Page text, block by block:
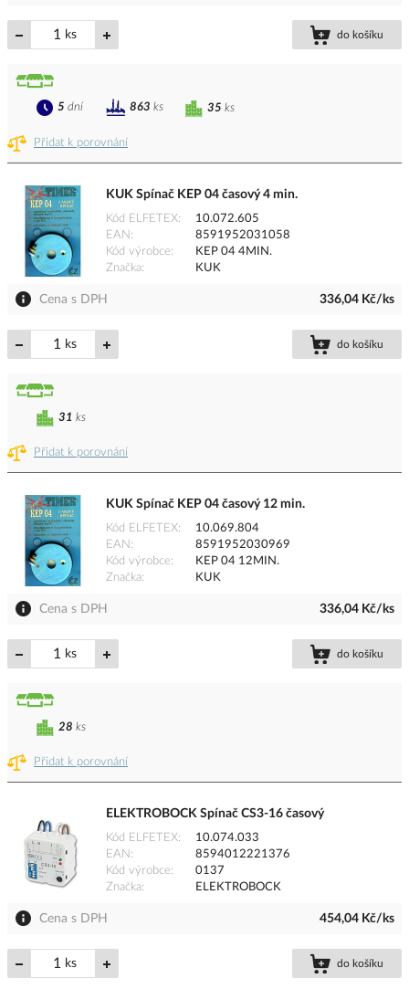
ks do košíku
Přidat k porovnání
35 ks
5 dní 863 ks
KUK Spínač KEP 04 časový 4 min.
Kód ELFETEX
10.072.605
EAN
8591952031058
Kód výrobce
KEP 04 4MIN.
Značka
KUK
Cena s DPH 336,04 Kč/ks
ks do košíku
Přidat k porovnání
31 ks
KUK Spínač KEP 04 časový 12 min.
Kód ELFETEX
10.069.804
EAN
8591952030969
Kód výrobce
KEP 04 12MIN.
Značka
KUK
Cena s DPH 336,04 Kč/ks
ks do košíku
Přidat k porovnání
28 ks
ELEKTROBOCK Spínač CS3-16 časový
Kód ELFETEX
10.074.033
EAN
8594012221376
Kód výrobce
0137
Značka
ELEKTROBOCK
Cena s DPH 454,04 Kč/ks
ks do košíku